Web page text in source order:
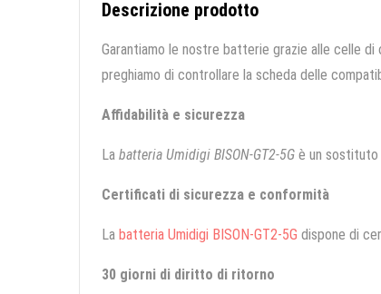
Descrizione prodotto
Garantiamo le nostre batterie grazie alle celle
preghiamo di controllare la scheda delle
Affidabilità e sicurezza
La batteria Umidigi BISON-GT2-5G è un sostituto
Certificati di sicurezza e conformità
La batteria Umidigi BISON-GT2-5G dispone di
30 giorni di diritto di ritorno